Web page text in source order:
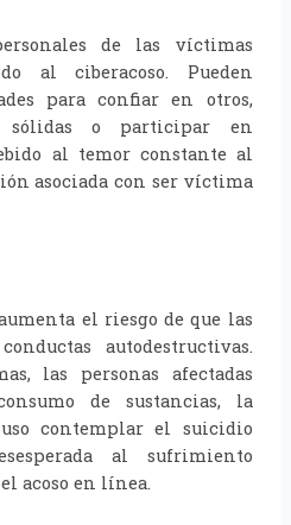
de las víctimas
al ciberacoso. Pueden
para confiar en otros,
sólidas o participar en
al temor constante al
asociada con ser víctima
el riesgo de que las
autodestructivas.
las personas afectadas
de sustancias, la
contemplar el suicidio
al sufrimiento
acoso en línea.